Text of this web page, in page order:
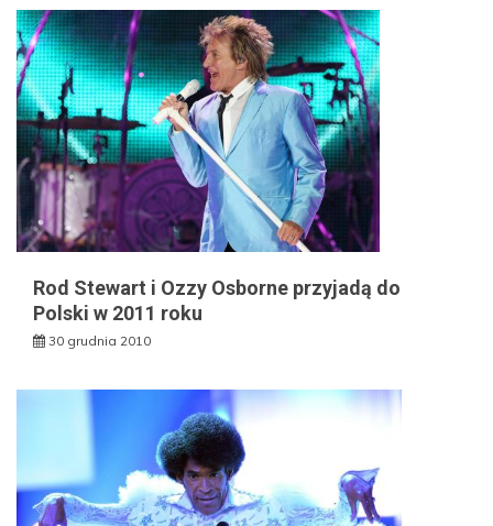
Rod Stewart i Ozzy Osborne przyjadą do
Polski w 2011 roku
30 grudnia 2010